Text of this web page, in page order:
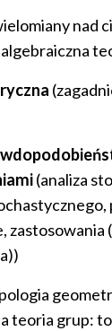
nad
(analiza
zastosowania
teoria grup: